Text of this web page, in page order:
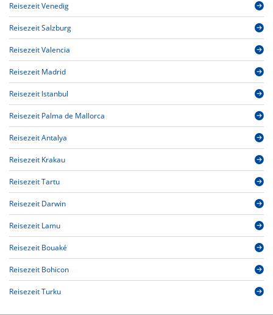
Reisezeit Venedig
Reisezeit Salzburg
Reisezeit Valencia
Reisezeit Madrid
Reisezeit Istanbul
Reisezeit Palma de Mallorca
Reisezeit Antalya
Reisezeit Krakau
Reisezeit Tartu
Reisezeit Darwin
Reisezeit Lamu
Reisezeit Bouaké
Reisezeit Bohicon
Reisezeit Turku